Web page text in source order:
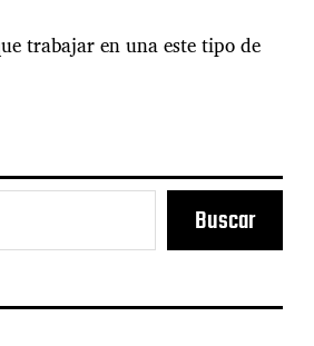
trabajar en una este tipo de
Buscar